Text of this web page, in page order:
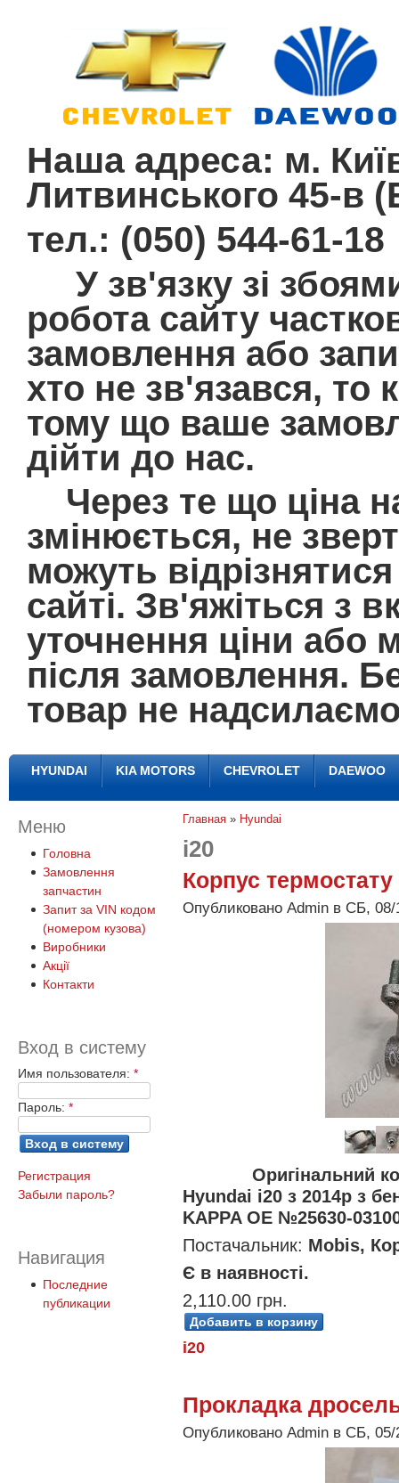
Наша адреса: м.
Литвинського 45-в
тел.: (050) 544-61-18
У зв'язку зі
робота сайту
замовлення або
хто не зв'язався, то
тому що ваше
дійти до нас.
Через те що ціна
змінюється, не
можуть
сайті. Зв'яжіться з
уточнення ціни або
після замовлення.
товар не
HYUNDAI KIA MOTORS CHEVROLET DAEWOO
Меню
Головна
Замовлення
запчастин
Запит за VIN кодом
(номером кузова)
Виробники
Акції
Контакти
Вход в систему
Имя пользователя: *
Пароль: *
Регистрация
Забыли пароль?
Навигация
Последние
публикации
Главная » Hyundai
i20
Корпус термостату
Опубликовано Admin в СБ, 08/
Оригінальний
Hyundai i20 з 2014р з
KAPPA OE №25630-
Постачальник: Mobis,
Є в наявностi.
2,110.00 грн.
i20
Прокладка
Опубликовано Admin в СБ, 05/